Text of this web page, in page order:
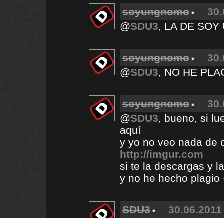
soyungnomo
@SDU3, LA DE SOY
soyungnomo
@SDU3, NO HE
soyungnomo
@SDU3, bueno, si
aquí
y yo no veo nada de
http://imgur.com
si te la descargas y
y no he hecho plagio
SDU3